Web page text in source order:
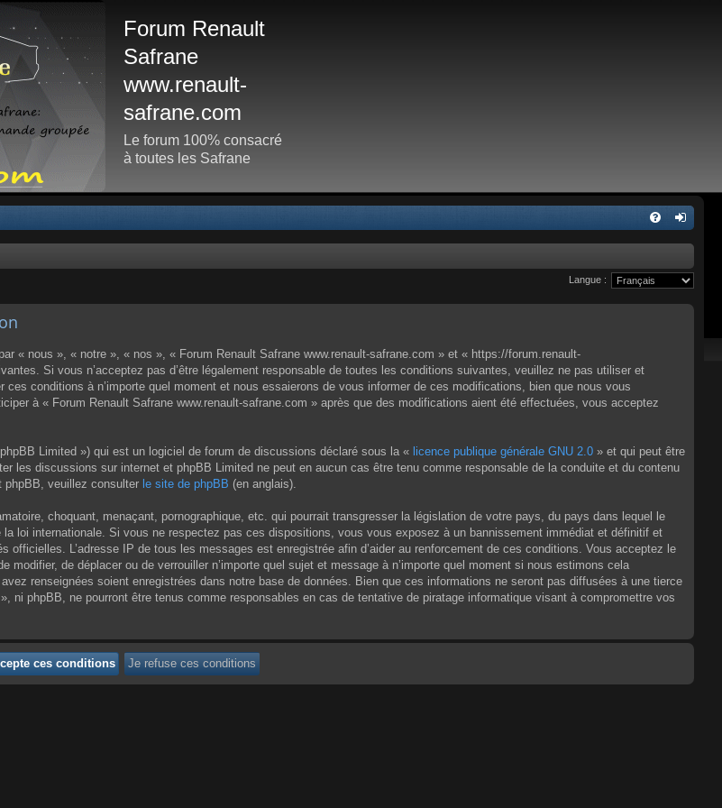
Forum Renault
Safrane
www.renault-
safrane.com
Le forum 100% consacré
à toutes les Safrane
Langue :
« nous », « notre », « nos », « Forum Renault Safrane www.renault-safrane.com » et « https://forum.renault-
Si vous n’acceptez pas d’être légalement responsable de toutes les conditions suivantes, veuillez ne pas utiliser et
conditions à n’importe quel moment et nous essaierons de vous informer de ces modifications, bien que nous vous
à « Forum Renault Safrane www.renault-safrane.com » après que des modifications aient été effectuées, vous acceptez
Limited ») qui est un logiciel de forum de discussions déclaré sous la « licence publique générale GNU 2.0 » et qui peut être
les discussions sur internet et phpBB Limited ne peut en aucun cas être tenu comme responsable de la conduite et du contenu
phpBB, veuillez consulter le site de phpBB (en anglais).
choquant, menaçant, pornographique, etc. qui pourrait transgresser la législation de votre pays, du pays dans lequel le
loi internationale. Si vous ne respectez pas ces dispositions, vous vous exposez à un bannissement immédiat et définitif et
officielles. L’adresse IP de tous les messages est enregistrée afin d’aider au renforcement de ces conditions. Vous acceptez le
de déplacer ou de verrouiller n’importe quel sujet et message à n’importe quel moment si nous estimons cela
renseignées soient enregistrées dans notre base de données. Bien que ces informations ne seront pas diffusées à une tierce
ni phpBB, ne pourront être tenus comme responsables en cas de tentative de piratage informatique visant à compromettre vos